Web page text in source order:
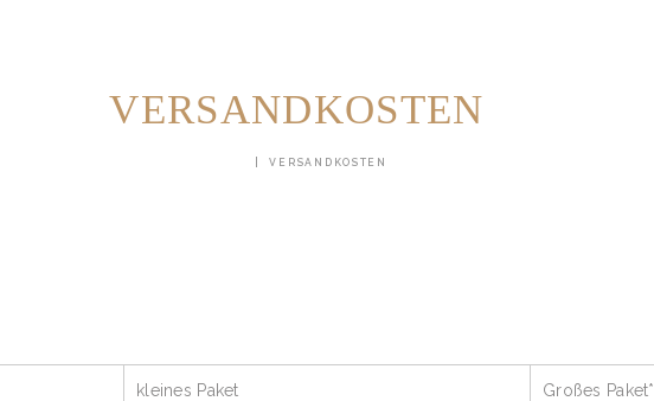
VERSANDKOSTEN
VERSANDKOSTEN
kleines Paket Großes Paket*